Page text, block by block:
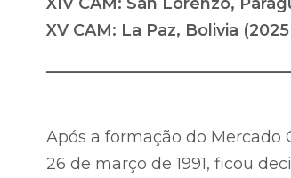
XV CAM: La Paz, Bolivia (2025
Após a formação do Mercado
26 de março de 1991, ficou